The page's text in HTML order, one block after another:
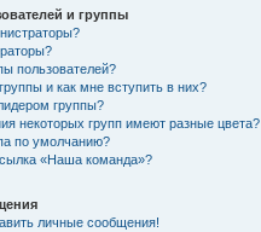
и группы
пользователей?
и как мне вступить в них?
группы?
некоторых групп имеют разные цвета?
по умолчанию?
«Наша команда»?
личные сообщения!